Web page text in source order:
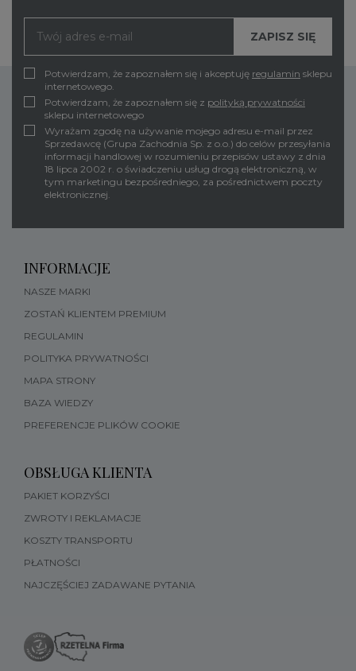
Potwierdzam, że zapoznałem się i akceptuję regulamin sklepu
internetowego.
Potwierdzam, że zapoznałem się z polityką prywatności
sklepu internetowego
Wyrażam zgodę na używanie mojego adresu e-mail przez
Sprzedawcę (Grupa Zachodnia Sp. z o.o.) do celów przesyłania
informacji handlowej w rozumieniu przepisów ustawy z dnia
18 lipca 2002 r. o świadczeniu usług drogą elektroniczną, w
tym marketingu bezpośredniego, za pośrednictwem poczty
elektronicznej.
INFORMACJE
NASZE MARKI
ZOSTAŃ KLIENTEM PREMIUM
REGULAMIN
POLITYKA PRYWATNOŚCI
MAPA STRONY
BAZA WIEDZY
PREFERENCJE PLIKÓW COOKIE
OBSŁUGA KLIENTA
PAKIET KORZYŚCI
ZWROTY I REKLAMACJE
KOSZTY TRANSPORTU
PŁATNOŚCI
NAJCZĘŚCIEJ ZADAWANE PYTANIA